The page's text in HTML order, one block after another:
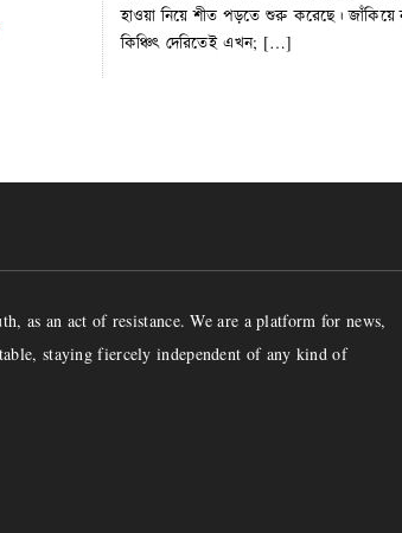
হাওয়া নিয়ে শীত পড়তে শুরু করেছে। জাঁকিয়ে
কিঞ্চিৎ দেরিতেই এখন; […]
as an act of resistance. We are a platform for news,
staying fiercely independent of any kind of